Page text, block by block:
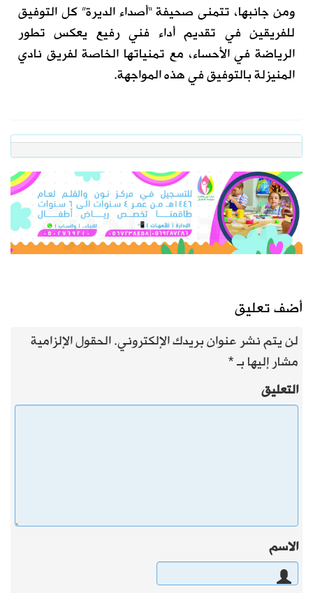
ومن جانبها، تتمنى صحيفة “أصداء الديرة” كل التوفيق
للفريقين في تقديم أداء فني رفيع يعكس تطور
الرياضة في الأحساء، مع تمنياتها الخاصة لفريق نادي
المنيزلة بالتوفيق في هذه المواجهة.
أضف تعليق
لن يتم نشر عنوان بريدك الإلكتروني.الحقول الإلزامية
مشار إليها بـ*
التعليق
الاسم